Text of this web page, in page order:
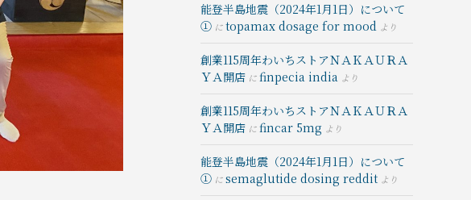
能登半島地震（2024年1月1日）について
① にtopamax dosage for mood より
創業115周年わいちストアＮＡＫＡＵＲＡ
ＹＡ開店 にfinpecia india より
創業115周年わいちストアＮＡＫＡＵＲＡ
ＹＡ開店 にfincar 5mg より
能登半島地震（2024年1月1日）について
① にsemaglutide dosing reddit より